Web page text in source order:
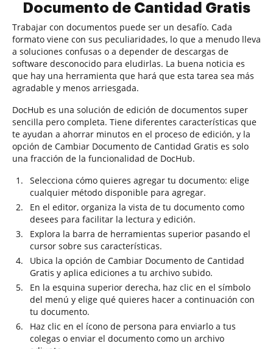
Documento de Cantidad Gratis
Trabajar con documentos puede ser un desafío. Cada
formato viene con sus peculiaridades, lo que a menudo lleva
a soluciones confusas o a depender de descargas de
software desconocido para eludirlas. La buena noticia es
que hay una herramienta que hará que esta tarea sea más
agradable y menos arriesgada.
DocHub es una solución de edición de documentos super
sencilla pero completa. Tiene diferentes características que
te ayudan a ahorrar minutos en el proceso de edición, y la
opción de Cambiar Documento de Cantidad Gratis es solo
una fracción de la funcionalidad de DocHub.
Selecciona cómo quieres agregar tu documento: elige
cualquier método disponible para agregar.
En el editor, organiza la vista de tu documento como
desees para facilitar la lectura y edición.
Explora la barra de herramientas superior pasando el
cursor sobre sus características.
Ubica la opción de Cambiar Documento de Cantidad
Gratis y aplica ediciones a tu archivo subido.
En la esquina superior derecha, haz clic en el símbolo
del menú y elige qué quieres hacer a continuación con
tu documento.
Haz clic en el ícono de persona para enviarlo a tus
colegas o enviar el documento como un archivo